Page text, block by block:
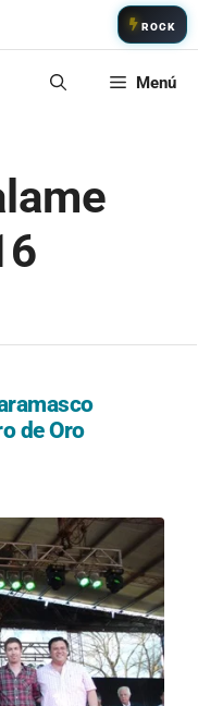
ROCK
Menú
de Oro